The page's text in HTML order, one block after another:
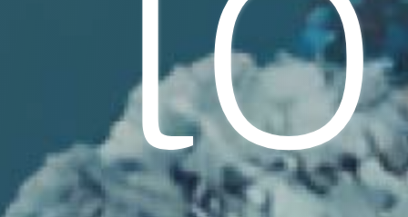
PUBLICATIONS